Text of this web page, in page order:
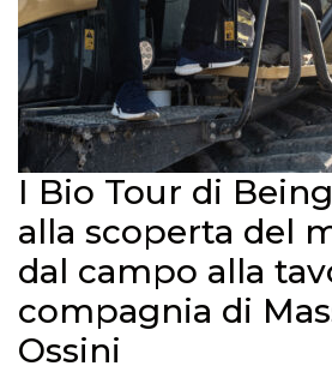
I Bio Tour di
alla scoperta del
dal campo alla
compagnia di
Ossini